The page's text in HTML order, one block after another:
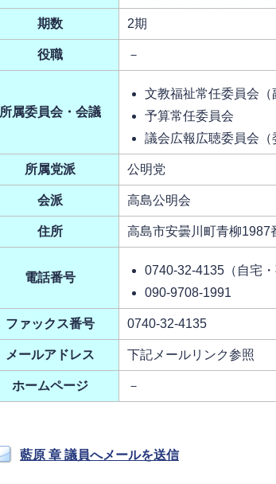
期数 2期
役職 －
所属委員会・会議
文教福祉常任委員会（
予算常任委員会
議会広報広聴委員会（
所属党派 公明党
会派 高島公明会
住所 高島市安曇川町青柳1987
電話番号
0740-32-4135（自宅・
090-9708-1991
ファックス番号 0740-32-4135
メールアドレス 下記メールリンク参照
ホームページ －
藍原 章 議員へメールを送信